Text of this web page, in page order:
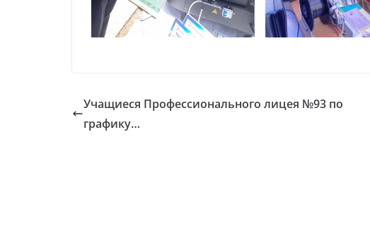
Учащиеся Профессионального лицея №93 по
графику…